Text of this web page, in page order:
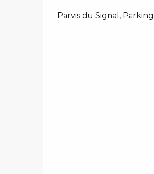
Parvis du Signal,